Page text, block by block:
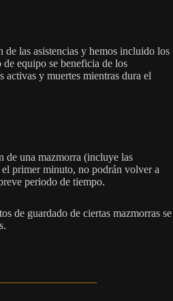
las asistencias y hemos incluido los
de equipo se beneficia de los
activas y muertes mientras dura el
de una mazmorra (incluye las
primer minuto, no podrán volver a
periodo de tiempo.
de guardado de ciertas mazmorras se